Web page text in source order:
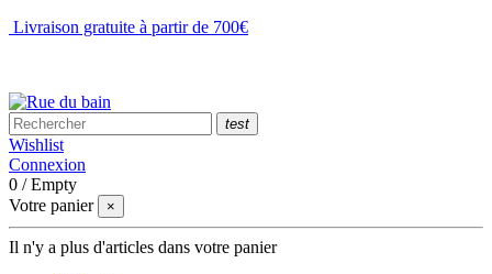
Livraison gratuite à partir de 700€
test
Wishlist
Connexion
0 /Empty
Votre panier
×
Il n'y a plus d'articles dans votre panier